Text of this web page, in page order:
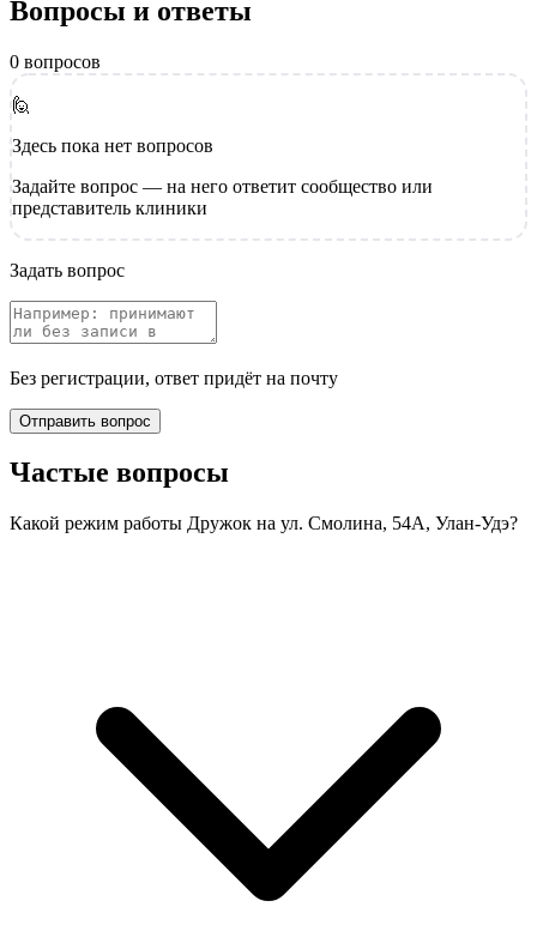
Вопросы и ответы
0 вопросов
🙋
Здесь пока нет вопросов
Задайте вопрос — на него ответит сообщество или
представитель клиники
Задать вопрос
Без регистрации, ответ придёт на почту
Отправить вопрос
Частые вопросы
Какой режим работы Дружок на ул. Смолина, 54А, Улан-Удэ?